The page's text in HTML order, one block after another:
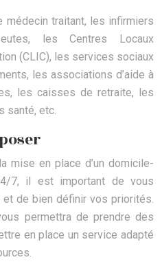
médecin traitant, les infirmiers
les Centres Locaux
(CLIC), les services sociaux
les associations d’aide à
les caisses de retraite, les
santé, etc.
mise en place d’un domicile-
7, il est important de vous
de bien définir vos priorités.
permettra de prendre des
en place un service adapté